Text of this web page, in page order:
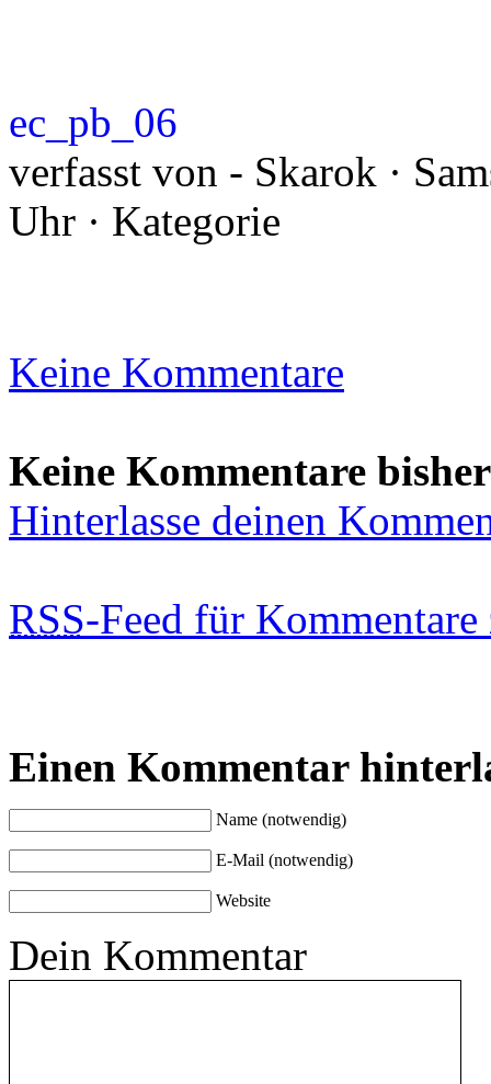
ec_pb_06
verfasst von - Skarok ·
Uhr · Kategorie
Keine Kommentare
Keine Kommentare bisher
Hinterlasse deinen
RSS-Feed für
Einen Kommentar
Name (notwendig)
E-Mail (notwendig)
Website
Dein Kommentar